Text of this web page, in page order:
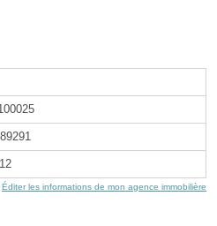
Éditer les informations de mon agence immobilière